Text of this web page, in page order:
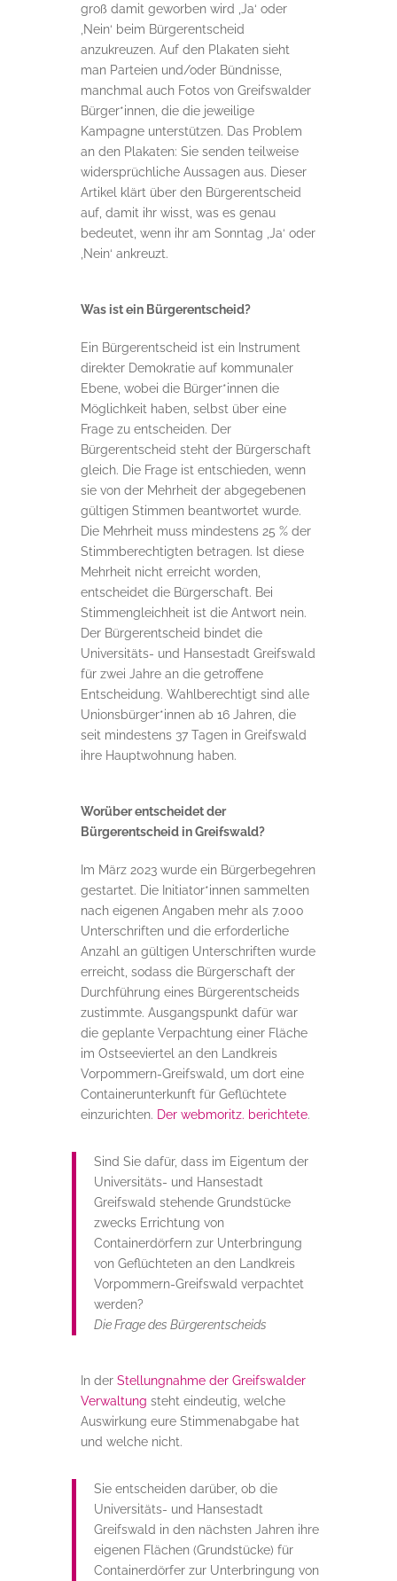
groß damit geworben wird ,Ja‘ oder
,Nein‘ beim Bürgerentscheid
anzukreuzen. Auf den Plakaten sieht
man Parteien und/oder Bündnisse,
manchmal auch Fotos von Greifswalder
Bürger*innen, die die jeweilige
Kampagne unterstützen. Das Problem
an den Plakaten: Sie senden teilweise
widersprüchliche Aussagen aus. Dieser
Artikel klärt über den Bürgerentscheid
auf, damit ihr wisst, was es genau
bedeutet, wenn ihr am Sonntag ,Ja‘ oder
,Nein‘ ankreuzt.
Was ist ein Bürgerentscheid?
Ein Bürgerentscheid ist ein Instrument
direkter Demokratie auf kommunaler
Ebene, wobei die Bürger*innen die
Möglichkeit haben, selbst über eine
Frage zu entscheiden. Der
Bürgerentscheid steht der Bürgerschaft
gleich. Die Frage ist entschieden, wenn
sie von der Mehrheit der abgegebenen
gültigen Stimmen beantwortet wurde.
Die Mehrheit muss mindestens 25 % der
Stimmberechtigten betragen. Ist diese
Mehrheit nicht erreicht worden,
entscheidet die Bürgerschaft. Bei
Stimmengleichheit ist die Antwort nein.
Der Bürgerentscheid bindet die
Universitäts- und Hansestadt Greifswald
für zwei Jahre an die getroffene
Entscheidung. Wahlberechtigt sind alle
Unionsbürger*innen ab 16 Jahren, die
seit mindestens 37 Tagen in Greifswald
ihre Hauptwohnung haben.
Worüber entscheidet der
Bürgerentscheid in Greifswald?
Im März 2023 wurde ein Bürgerbegehren
gestartet. Die Initiator*innen sammelten
nach eigenen Angaben mehr als 7.000
Unterschriften und die erforderliche
Anzahl an gültigen Unterschriften wurde
erreicht, sodass die Bürgerschaft der
Durchführung eines Bürgerentscheids
zustimmte. Ausgangspunkt dafür war
die geplante Verpachtung einer Fläche
im Ostseeviertel an den Landkreis
Vorpommern-Greifswald, um dort eine
Containerunterkunft für Geflüchtete
einzurichten. Der webmoritz. berichtete.
Sind Sie dafür, dass im Eigentum der
Universitäts- und Hansestadt
Greifswald stehende Grundstücke
zwecks Errichtung von
Containerdörfern zur Unterbringung
von Geflüchteten an den Landkreis
Vorpommern-Greifswald verpachtet
werden?
Die Frage des Bürgerentscheids
In der Stellungnahme der Greifswalder
Verwaltung steht eindeutig, welche
Auswirkung eure Stimmenabgabe hat
und welche nicht.
Sie entscheiden darüber, ob die
Universitäts- und Hansestadt
Greifswald in den nächsten Jahren ihre
eigenen Flächen (Grundstücke) für
Containerdörfer zur Unterbringung von